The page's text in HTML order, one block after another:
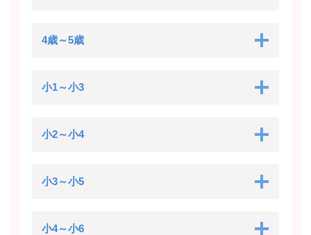
4歳～5歳
小1～小3
小2～小4
小3～小5
小4～小6